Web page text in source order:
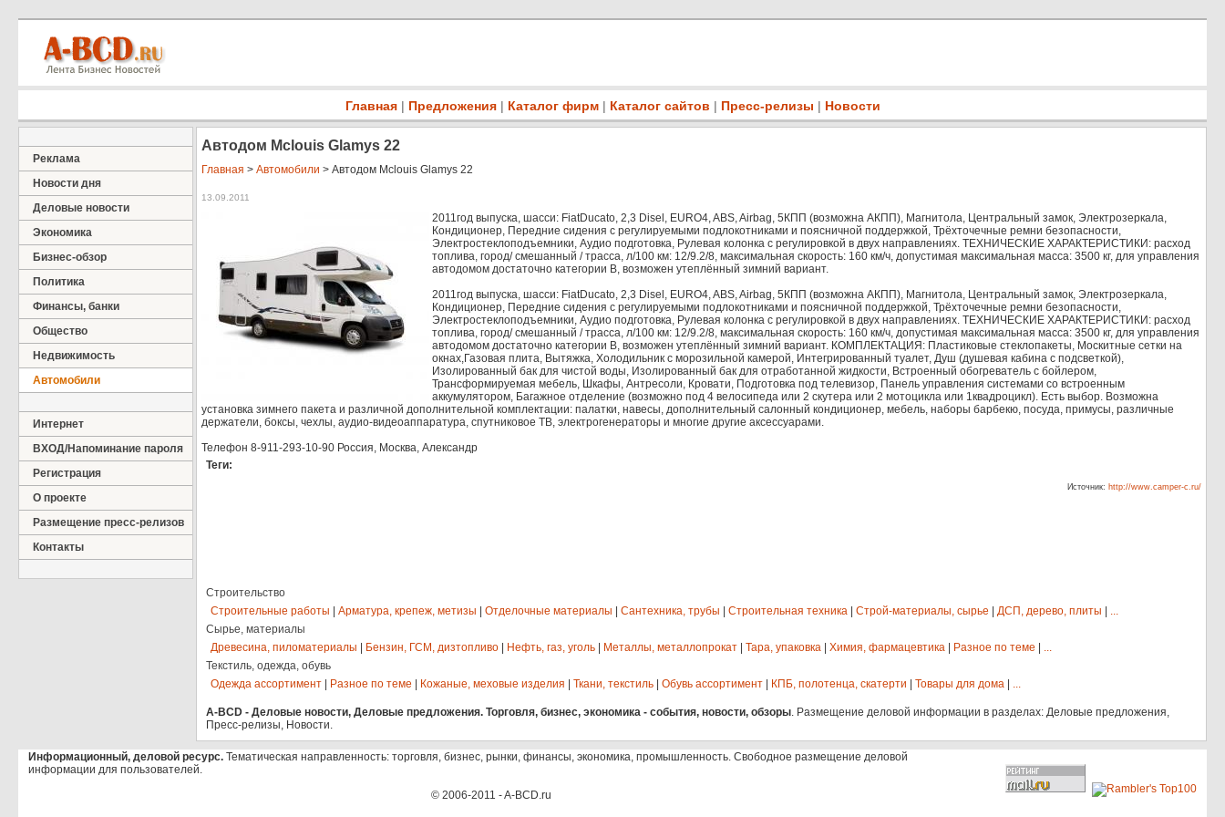
Главная | Предложения | Каталог фирм | Каталог сайтов | Пресс-релизы | Новости
Реклама
Новости дня
Деловые новости
Экономика
Бизнес-обзор
Политика
Финансы, банки
Общество
Недвижимость
Автомобили
Интернет
ВХОД/Напоминание пароля
Регистрация
О проекте
Размещение пресс-релизов
Контакты
Автодом Mclouis Glamys 22
Главная > Автомобили > Автодом Mclouis Glamys 22
13.09.2011
2011год выпуска, шасси: FiatDucato, 2,3 Disel, EURO4, ABS, Airbag, 5КПП (возможна АКПП), Магнитола, Центральный замок, Электрозеркала,
Кондиционер, Передние сидения с регулируемыми подлокотниками и поясничной поддержкой, Трёхточечные ремни безопасности,
Электростеклоподъемники, Аудио подготовка, Рулевая колонка с регулировкой в двух направлениях. ТЕХНИЧЕСКИЕ ХАРАКТЕРИСТИКИ: расход
топлива, город/ смешанный / трасса, л/100 км: 12/9.2/8, максимальная скорость: 160 км/ч, допустимая максимальная масса: 3500 кг, для управления
автодомом достаточно категории В, возможен утеплённый зимний вариант.
2011год выпуска, шасси: FiatDucato, 2,3 Disel, EURO4, ABS, Airbag, 5КПП (возможна АКПП), Магнитола, Центральный замок, Электрозеркала,
Кондиционер, Передние сидения с регулируемыми подлокотниками и поясничной поддержкой, Трёхточечные ремни безопасности,
Электростеклоподъемники, Аудио подготовка, Рулевая колонка с регулировкой в двух направлениях. ТЕХНИЧЕСКИЕ ХАРАКТЕРИСТИКИ: расход
топлива, город/ смешанный / трасса, л/100 км: 12/9.2/8, максимальная скорость: 160 км/ч, допустимая максимальная масса: 3500 кг, для управления
автодомом достаточно категории В, возможен утеплённый зимний вариант. КОМПЛЕКТАЦИЯ: Пластиковые стеклопакеты, Москитные сетки на
окнах,Газовая плита, Вытяжка, Холодильник с морозильной камерой, Интегрированный туалет, Душ (душевая кабина с подсветкой),
Изолированный бак для чистой воды, Изолированный бак для отработанной жидкости, Встроенный обогреватель с бойлером,
Трансформируемая мебель, Шкафы, Антресоли, Кровати, Подготовка под телевизор, Панель управления системами со встроенным
аккумулятором, Багажное отделение (возможно под 4 велосипеда или 2 скутера или 2 мотоцикла или 1квадроцикл). Есть выбор. Возможна
установка зимнего пакета и различной дополнительной комплектации: палатки, навесы, дополнительный салонный кондиционер, мебель, наборы барбекю, посуда, примусы, различные
держатели, боксы, чехлы, аудио-видеоаппаратура, спутниковое ТВ, электрогенераторы и многие другие аксессуарами.
Телефон 8-911-293-10-90 Россия, Москва, Александр
Теги:
Источник: http://www.camper-c.ru/
Строительство
Строительные работы
Арматура, крепеж, метизы Отделочные материалы Сантехника, трубы Строительная техника Строй-материалы, сырье ДСП, дерево, плиты
...
Сырье, материалы
Древесина, пиломатериалы
Бензин, ГСМ, дизтопливо Нефть, газ, уголь Металлы, металлопрокат Тара, упаковка Химия, фармацевтика Разное по теме
...
Текстиль, одежда, обувь
Одежда ассортимент
Разное по теме Кожаные, меховые изделия Ткани, текстиль Обувь ассортимент КПБ, полотенца, скатерти Товары для дома ...
A-BCD - Деловые новости, Деловые предложения. Торговля, бизнес, экономика - события, новости, обзоры. Размещение деловой информации в разделах: Деловые предложения,
Пресс-релизы, Новости.
Информационный, деловой ресурс. Тематическая направленность: торговля, бизнес, рынки, финансы, экономика, промышленность. Свободное размещение деловой
информации для пользователей.
© 2006-2011 - A-BCD.ru